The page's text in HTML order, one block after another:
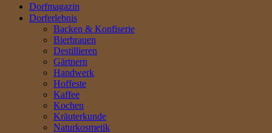
Dorfmagazin
Dorferlebnis
Backen & Konfiserie
Bierbrauen
Destillieren
Gärtnern
Handwerk
Hoffeste
Kaffee
Kochen
Kräuterkunde
Naturkosmetik